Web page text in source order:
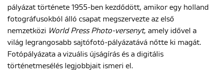
pályázat története 1955-ben kezdődött, amikor egy holland
fotográfusokból álló csapat megszervezte az első
nemzetközi World Press Photo-versenyt, amely idővel a
világ legrangosabb sajtófotó-pályázatává nőtte ki magát.
Fotópályázata a vizuális újságírás és a digitális
történetmesélés legjobbjait ismeri el.